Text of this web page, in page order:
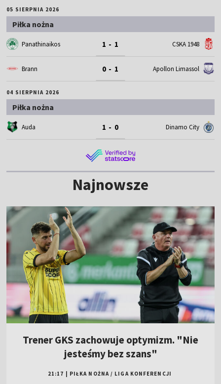
05 SIERPNIA 2026
Piłka nożna
Panathinaikos 1 - 1 CSKA 1948
Brann 0 - 1 Apollon Limassol
04 SIERPNIA 2026
Piłka nożna
Auda 1 - 0 Dinamo City
Najnowsze
Trener GKS zachowuje optymizm. "Nie
jesteśmy bez szans"
21:17 PIŁKA NOŻNA / LIGA KONFERENCJI